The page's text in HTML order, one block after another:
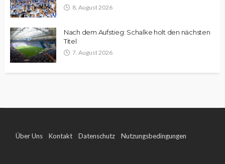
8. August 2026
Nach dem Aufstieg: Schalke holt den nächsten
Titel
7. August 2026
Über Uns Kontakt Datenschutz Nutzungsbedingungen